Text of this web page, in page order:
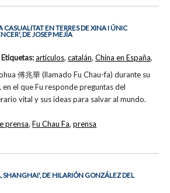
CASUALITAT EN TERRES DE XINA I ÚNIC
DE JOSEP MEJÍA
傅兆華 (llamado Fu Chau-fa) durante su
en el que Fu responde preguntas del
vital y sus ideas para salvar al mundo.
Etiquetas:artículos, catalán, China en España,
prensa,Fu Chau Fa,prensa
SHANGHAI', DE HILARIÓN GONZÁLEZ DEL